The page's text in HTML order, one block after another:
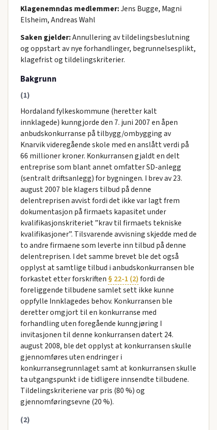
Klagenemndas medlemmer:Jens Bugge, Magni
Elsheim, Andreas Wahl
Saken gjelder:Annullering av tildelingsbeslutning
og oppstart av nye forhandlinger, begrunnelsesplikt,
klagefrist og tildelingskriterier.
Bakgrunn
(1)
Hordaland fylkeskommune (heretter kalt
innklagede) kunngjorde den 7. juni 2007 en åpen
anbudskonkurranse på tilbygg/ombygging av
Knarvik videregående skole med en anslått verdi på
66 millioner kroner. Konkurransen gjaldt en delt
entreprise som blant annet omfatter SD-anlegg
(sentralt driftsanlegg) for bygningen. I brev av 23.
august 2007 ble klagers tilbud på denne
delentreprisen avvist fordi det ikke var lagt frem
dokumentasjon på firmaets kapasitet under
kvalifikasjonskriteriet ”krav til firmaets tekniske
kvalifikasjoner”. Tilsvarende avvisning skjedde med de
to andre firmaene som leverte inn tilbud på denne
delentreprisen. I det samme brevet ble det også
opplyst at samtlige tilbud i anbudskonkurransen ble
forkastet etter forskriften § 22-1 (2)fordi de
foreliggende tilbudene samlet sett ikke kunne
oppfylle Innklagedes behov. Konkurransen ble
deretter omgjort til en konkurranse med
forhandling uten foregående kunngjøring I
invitasjonen til denne konkurransen datert 24.
august 2008, ble det opplyst at konkurransen skulle
gjennomføres uten endringer i
konkurransegrunnlaget samt at konkurransen skulle
ta utgangspunkt i de tidligere innsendte tilbudene.
Tildelingskriteriene var pris (80 %) og
gjennomføringsevne (20 %).
(2)